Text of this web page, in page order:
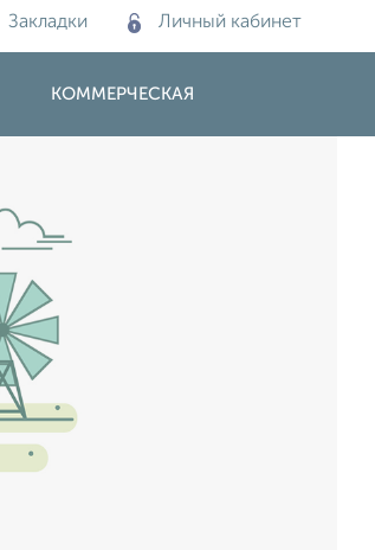
Закладки Личный кабинет
КОММЕРЧЕСКАЯ